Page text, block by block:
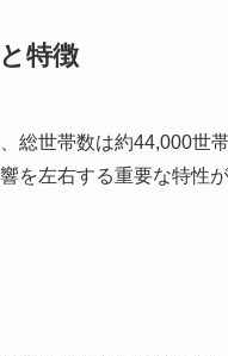
特徴
総世帯数は約44,000世
を左右する重要な特性